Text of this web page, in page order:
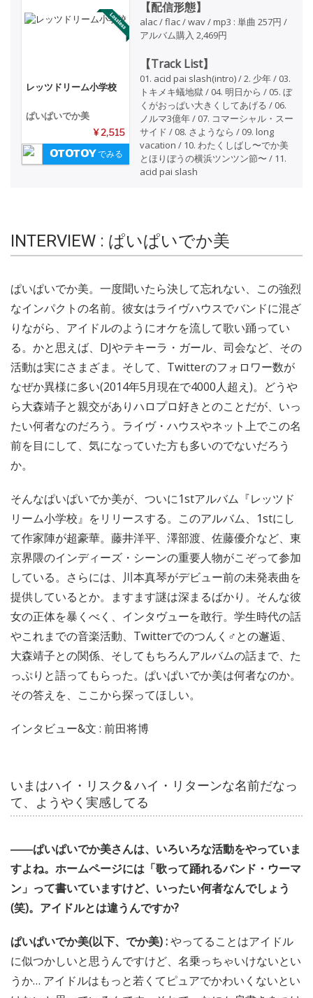
レッツドリーム小学校
ぱいぱいでか美
¥ 2,515
でみる
【配信形態】
alac / flac / wav / mp3 : 単曲 257円 /
アルバム購入 2,469円
【Track List】
01. acid pai slash(intro) / 2. 少年 / 03.
トキメキ蟻地獄 / 04. 明日から / 05. ぼ
くがおっぱい大きくしてあげる / 06.
ノルマ3億年 / 07. コマーシャル・スー
サイド / 08. さようなら / 09. long
vacation / 10. わたくしばし〜でか美
とほりぼうの横浜ツンツン節〜 / 11.
acid pai slash
INTERVIEW : ぱいぱいでか美
ぱいぱいでか美。一度聞いたら決して忘れない、この強烈
なインパクトの名前。彼女はライヴハウスでバンドに混ざ
りながら、アイドルのようにオケを流して歌い踊ってい
る。かと思えば、DJやテキーラ・ガール、司会など、その
活動は実にさまざま。そして、Twitterのフォロワー数が
なぜか異様に多い(2014年5月現在で4000人超え)。どうや
ら大森靖子と親交がありハロプロ好きとのことだが、いっ
たい何者なのだろう。ライヴ・ハウスやネット上でこの名
前を目にして、気になっていた方も多いのでないだろう
か。
そんなぱいぱいでか美が、ついに1stアルバム『レッツド
リーム小学校』をリリースする。このアルバム、1stにし
て作家陣が超豪華。藤井洋平、澤部渡、佐藤優介など、東
京界隈のインディーズ・シーンの重要人物がこぞって参加
している。さらには、川本真琴がデビュー前の未発表曲を
提供しているとか。ますます謎は深まるばかり。そんな彼
女の正体を暴くべく、インタヴューを敢行。学生時代の話
やこれまでの音楽活動、Twitterでのつんく♂との邂逅、
大森靖子との関係、そしてもちろんアルバムの話まで、た
っぷりと語ってもらった。ぱいぱいでか美は何者なのか。
その答えを、ここから探ってほしい。
インタビュー&文 : 前田将博
いまはハイ・リスク& ハイ・リターンな名前だなっ
て、ようやく実感してる
――ぱいぱいでか美さんは、いろいろな活動をやっていま
すよね。ホームページには「歌って踊れるバンド・ウーマ
ン」って書いていますけど、いったい何者なんでしょう
(笑)。アイドルとは違うんですか?
ぱいぱいでか美(以下、でか美) :やってることはアイドル
に似つかしいと思うんですけど、名乗っちゃいけないとい
うか… アイドルはもっと若くてピュアでかわいくないとい